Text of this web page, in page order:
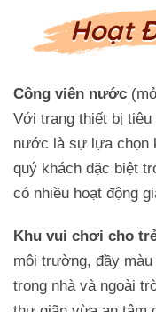
Hoạt
Công viên nước
Với trang thiết bị
nước là sự lựa chọn
quý khách đặc biệt
có nhiều hoạt động
Khu vui chơi cho
môi trường, đầy
trong nhà và ngoài